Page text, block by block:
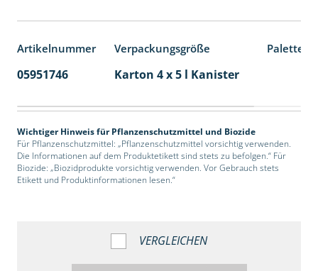
Artikelnummer Verpackungsgröße
05951746 Karton 4 x 5 l Kanister
Wichtiger Hinweis für Pflanzenschutzmittel und Biozide
Für Pflanzenschutzmittel: „Pflanzenschutzmittel vorsichtig verwenden.
Die Informationen auf dem Produktetikett sind stets zu befolgen.“ Für
Biozide: „Biozidprodukte vorsichtig verwenden. Vor Gebrauch stets
Etikett und Produktinformationen lesen.“
VERGLEICHEN